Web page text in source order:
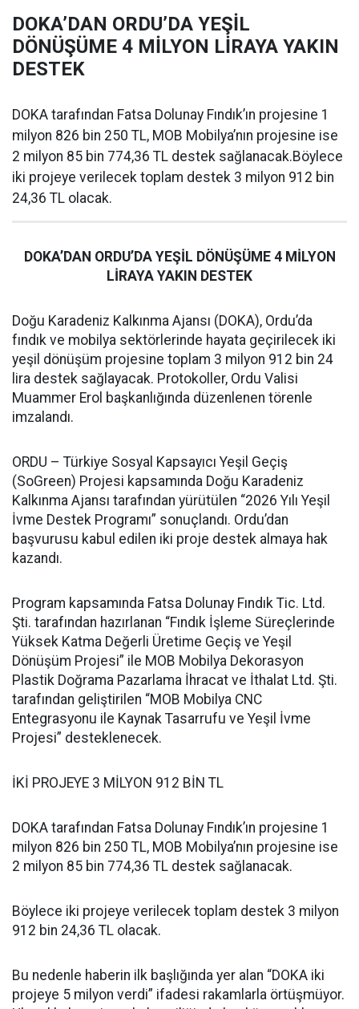
DOKA’DAN ORDU’DA YEŞİL
DÖNÜŞÜME 4 MİLYON LİRAYA YAKIN
DESTEK
DOKA tarafından Fatsa Dolunay Fındık’ın projesine 1
milyon 826 bin 250 TL, MOB Mobilya’nın projesine ise
2 milyon 85 bin 774,36 TL destek sağlanacak.Böylece
iki projeye verilecek toplam destek 3 milyon 912 bin
24,36 TL olacak.
DOKA’DAN ORDU’DA YEŞİL DÖNÜŞÜME 4 MİLYON
LİRAYA YAKIN DESTEK
Doğu Karadeniz Kalkınma Ajansı (DOKA), Ordu’da
fındık ve mobilya sektörlerinde hayata geçirilecek iki
yeşil dönüşüm projesine toplam 3 milyon 912 bin 24
lira destek sağlayacak. Protokoller, Ordu Valisi
Muammer Erol başkanlığında düzenlenen törenle
imzalandı.
ORDU – Türkiye Sosyal Kapsayıcı Yeşil Geçiş
(SoGreen) Projesi kapsamında Doğu Karadeniz
Kalkınma Ajansı tarafından yürütülen “2026 Yılı Yeşil
İvme Destek Programı” sonuçlandı. Ordu’dan
başvurusu kabul edilen iki proje destek almaya hak
kazandı.
Program kapsamında Fatsa Dolunay Fındık Tic. Ltd.
Şti. tarafından hazırlanan “Fındık İşleme Süreçlerinde
Yüksek Katma Değerli Üretime Geçiş ve Yeşil
Dönüşüm Projesi” ile MOB Mobilya Dekorasyon
Plastik Doğrama Pazarlama İhracat ve İthalat Ltd. Şti.
tarafından geliştirilen “MOB Mobilya CNC
Entegrasyonu ile Kaynak Tasarrufu ve Yeşil İvme
Projesi” desteklenecek.
İKİ PROJEYE 3 MİLYON 912 BİN TL
DOKA tarafından Fatsa Dolunay Fındık’ın projesine 1
milyon 826 bin 250 TL, MOB Mobilya’nın projesine ise
2 milyon 85 bin 774,36 TL destek sağlanacak.
Böylece iki projeye verilecek toplam destek 3 milyon
912 bin 24,36 TL olacak.
Bu nedenle haberin ilk başlığında yer alan “DOKA iki
projeye 5 milyon verdi” ifadesi rakamlarla örtüşmüyor.